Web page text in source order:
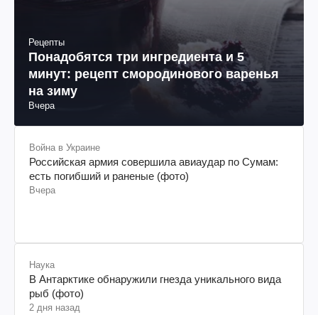
Рецепты
Понадобятся три ингредиента и 5
минут: рецепт смородинового варенья
на зиму
Вчера
Война в Украине
Российская армия совершила авиаудар по Сумам:
есть погибший и раненые (фото)
Вчера
Наука
В Антарктике обнаружили гнезда уникального вида
рыб (фото)
2 дня назад